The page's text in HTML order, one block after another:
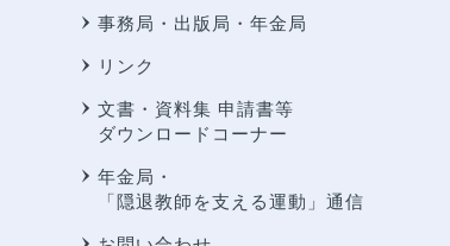
事務局・出版局・年金局
リンク
文書・資料集 申請書等
ダウンロードコーナー
年金局・
「隠退教師を支える運動」通信